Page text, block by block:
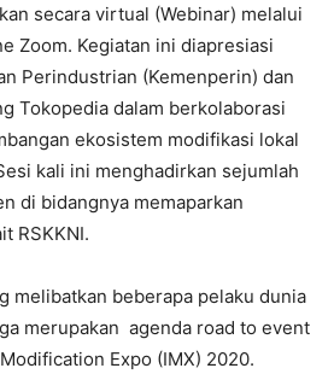
secara virtual (Webinar) melalui
Zoom. Kegiatan ini diapresiasi
Perindustrian (Kemenperin) dan
Tokopedia dalam berkolaborasi
ekosistem modifikasi lokal
kali ini menghadirkan sejumlah
di bidangnya memaparkan
RSKKNI.
melibatkan beberapa pelaku dunia
merupakan agenda road to event
Expo (IMX) 2020.